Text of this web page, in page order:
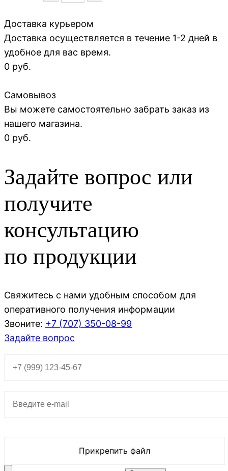
Доставка курьером
Доставка осуществляется в течение 1-2 дней в
удобное для вас время.
0 руб.
Самовывоз
Вы можете самостоятельно забрать заказ из
нашего магазина.
0 руб.
Задайте вопрос или
получите
консультацию
по продукции
Свяжитесь с нами удобным способом для
оперативного получения информации
Звоните: +7 (707) 350-08-99
Задайте вопрос
Прикрепить файл